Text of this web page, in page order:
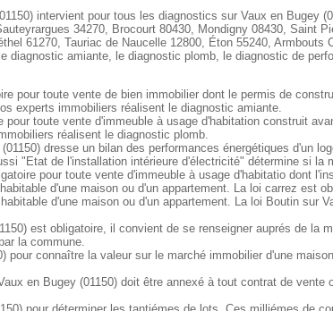
intervient pour tous les diagnostics sur Vaux en Bugey
34270, Brocourt 80430, Mondigny 08430, Saint
61270, Tauriac de Naucelle 12800, Éton 55240,
diagnostic amiante, le diagnostic plomb, le diagnostic de
pour toute vente de bien immobilier dont le permis de
experts immobiliers réalisent le diagnostic amiante.
pour toute vente d'immeuble à usage d'habitation construit
réalisent le diagnostic plomb.
dresse un bilan des performances énergétiques d'un
"Etat de l'installation intérieure d'électricité" détermine si
pour toute vente d'immeuble à usage d'habitatio dont
d'une maison ou d'un appartement. La loi carrez est
d'une maison ou d'un appartement. La loi Boutin sur
est obligatoire, il convient de se renseigner auprés de la
la commune.
connaître la valeur sur le marché immobilier d'une
en Bugey (01150) doit être annexé à tout contrat de